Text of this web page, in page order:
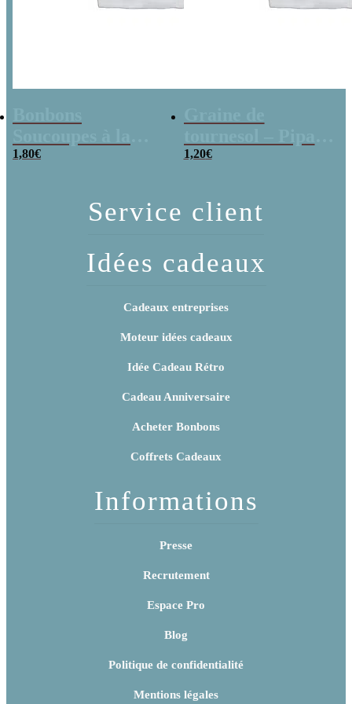
poudre (x20)
1,80€
x 3
1,20€
Service client
Idées cadeaux
Cadeaux entreprises
Moteur idées cadeaux
Idée Cadeau Rétro
Cadeau Anniversaire
Acheter Bonbons
Coffrets Cadeaux
Informations
Presse
Recrutement
Espace Pro
Blog
Politique de confidentialité
Mentions légales